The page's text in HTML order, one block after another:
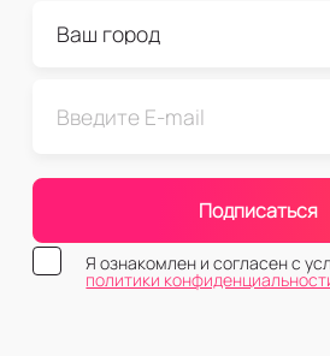
Подписаться
Я ознакомлен и согласен с
политики